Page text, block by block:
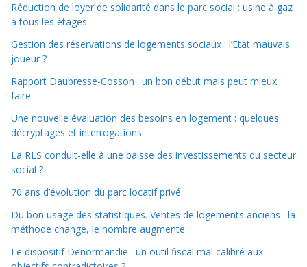
Réduction de loyer de solidarité dans le parc social : usine à gaz
à tous les étages
Gestion des réservations de logements sociaux : l’Etat mauvais
joueur ?
Rapport Daubresse-Cosson : un bon début mais peut mieux
faire
Une nouvelle évaluation des besoins en logement : quelques
décryptages et interrogations
La RLS conduit-elle à une baisse des investissements du secteur
social ?
70 ans d’évolution du parc locatif privé
Du bon usage des statistiques. Ventes de logements anciens : la
méthode change, le nombre augmente
Le dispositif Denormandie : un outil fiscal mal calibré aux